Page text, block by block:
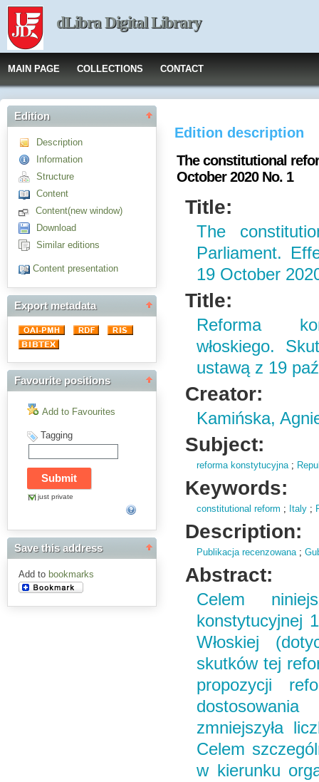
dLibra Digital Library
MAIN PAGE COLLECTIONS CONTACT
Edition
Description
Information
Structure
Content
Content(new window)
Download
Similar editions
Content presentation
Export metadata
Favourite positions
Add to Favourites
Tagging
just private
Save this address
Add to bookmarks
Edition description
The constitutional
October 2020 No. 1
Title:
The
Parliament.
19 October
Title:
Reforma
włoskiego.
ustawą z 19
Creator:
Kamińska,
Subject:
reforma konstytucyjna;
Keywords:
constitutional reform ; Italy ;
Description:
Publikacja recenzowana;
Abstract:
Celem
konstytucyjnej
Włoskiej
skutków tej
propozycji
zmniejszyła
Celem
w kierunku